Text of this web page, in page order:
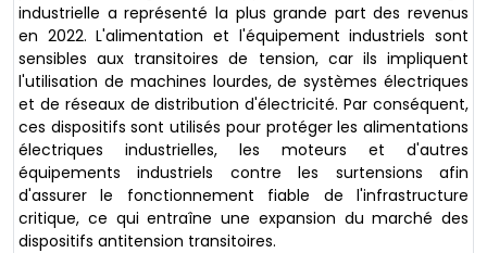
industrielle a représenté la plus grande part des revenus
en 2022. L'alimentation et l'équipement industriels sont
sensibles aux transitoires de tension, car ils impliquent
l'utilisation de machines lourdes, de systèmes électriques
et de réseaux de distribution d'électricité. Par conséquent,
ces dispositifs sont utilisés pour protéger les alimentations
électriques industrielles, les moteurs et d'autres
équipements industriels contre les surtensions afin
d'assurer le fonctionnement fiable de l'infrastructure
critique, ce qui entraîne une expansion du marché des
dispositifs antitension transitoires.